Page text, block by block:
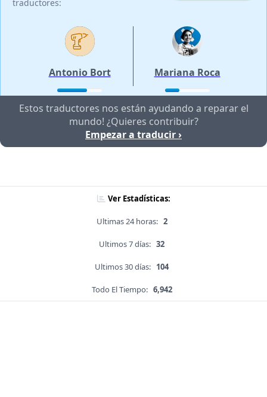
traductores:
Antonio Bort Mariana Roca
Estos traductores nos están ayudando a reparar el
mundo! ¿Quieres contribuir?
Empezar a traducir ›
Ver Estadísticas:
Ultimas 24 horas: 2
Ultimos 7 días: 32
Ultimos 30 días: 104
Todo El Tiempo: 6,942